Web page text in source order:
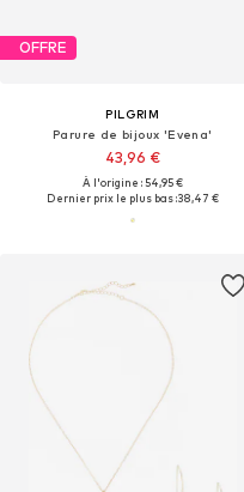
OFFRE
PILGRIM
Parure de bijoux 'Evena'
43,96 €
À l'origine : 54,95 €
Dernier prix le plus bas :38,47 €